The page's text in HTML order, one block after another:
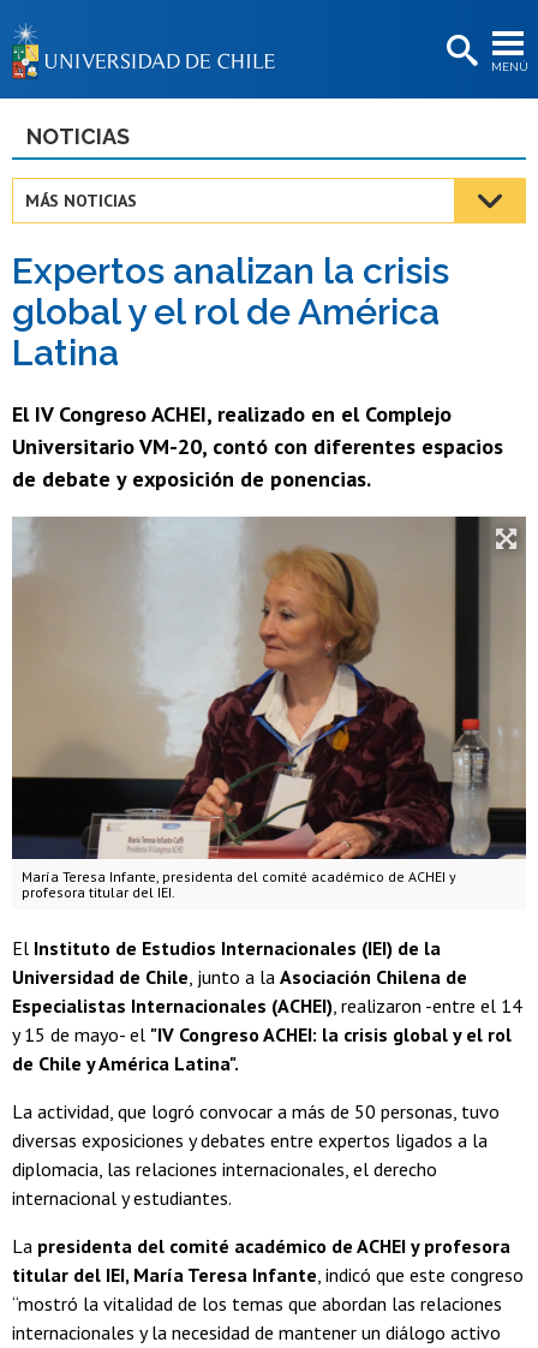
MENÚ
BIBLIOTECAS
Estudiantes
Académicas/os
Funcionarias/os
NOTICIAS
MÁS NOTICIAS
Expertos analizan la crisis
global y el rol de América
Latina
El IV Congreso ACHEI, realizado en el Complejo
Universitario VM-20, contó con diferentes espacios
de debate y exposición de ponencias.
María Teresa Infante, presidenta del comité académico de ACHEI y
profesora titular del IEI.
El Instituto de Estudios Internacionales (IEI) de la
Universidad de Chile, junto a la Asociación Chilena de
Especialistas Internacionales (ACHEI), realizaron -entre el 14
y 15 de mayo- el "IV Congreso ACHEI: la crisis global y el rol
de Chile y América Latina".
La actividad, que logró convocar a más de 50 personas, tuvo
diversas exposiciones y debates entre expertos ligados a la
diplomacia, las relaciones internacionales, el derecho
internacional y estudiantes.
La presidenta del comité académico de ACHEI y profesora
titular del IEI, María Teresa Infante, indicó que este congreso
“mostró la vitalidad de los temas que abordan las relaciones
internacionales y la necesidad de mantener un diálogo activo